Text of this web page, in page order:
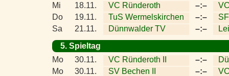
Mi
18.11. VC Ründeroth –:–
Do
19.11. TuS Wermelskirchen –:–
Sa
21.11. Dünnwalder TV –:–
5. Spieltag
Mo
30.11. VC Ründeroth II –:–
Mo
30.11. SV Bechen II –:–